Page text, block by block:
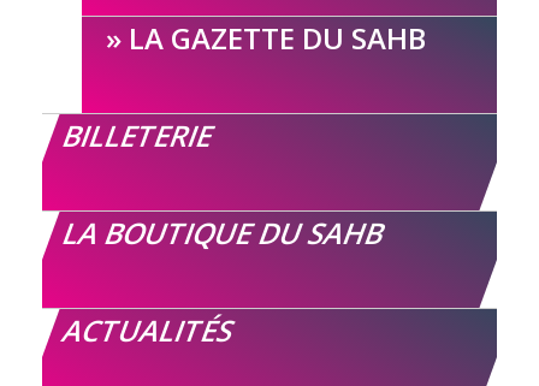
LA GAZETTE DU SAHB
BILLETERIE
LA BOUTIQUE DU SAHB
ACTUALITÉS